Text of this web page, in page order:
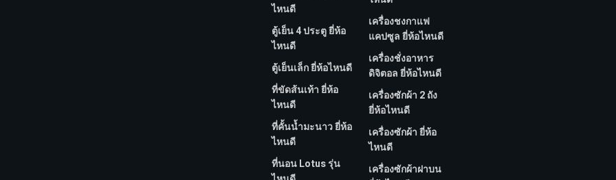
ไหนดี
ตู้เย็น 4 ประตู ยี่ห้อ
ไหนดี
ตู้เย็นเล็ก ยี่ห้อไหนดี
ที่ขัดส้นเท้า ยี่ห้อ
ไหนดี
ที่คั้นน้ำมะนาว ยี่ห้อ
ไหนดี
ที่นอน Lotus รุ่น
เครื่องชงกาแฟ
แคปซูล ยี่ห้อไหนดี
เครื่องชั่งอาหาร
ดิจิตอล ยี่ห้อไหนดี
เครื่องซักผ้า 2 ถัง
ยี่ห้อไหนดี
เครื่องซักผ้า ยี่ห้อ
ไหนดี
เครื่องซักผ้าฝาบน